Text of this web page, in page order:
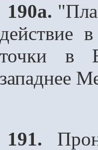
190a.
действие
точки в
западнее
191.